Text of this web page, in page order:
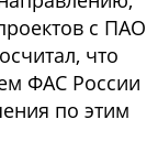
с ПАО
что
ФАС России
по этим